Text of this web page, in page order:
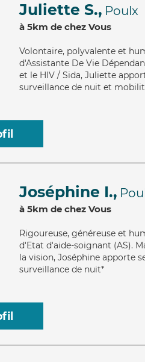
Juliette S., Poulx
à 5km de chez Vous
Volontaire, polyvalente et
d'Assistante De Vie
et le HIV / Sida, Juliette
surveillance de nuit et
Joséphine I.,
à 5km de chez Vous
Rigoureuse, généreuse et
d'Etat d'aide-soignant (AS).
la vision, Joséphine apporte
surveillance de nuit*